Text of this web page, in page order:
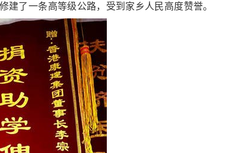
了一条高等级公路，受到家乡人民高度赞誉。